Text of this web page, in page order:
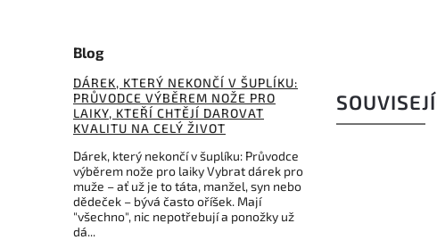
Blog
DÁREK, KTERÝ NEKONČÍ V ŠUPLÍKU:
PRŮVODCE VÝBĚREM NOŽE PRO
LAIKY, KTEŘÍ CHTĚJÍ DAROVAT
KVALITU NA CELÝ ŽIVOT
Dárek, který nekončí v šuplíku: Průvodce
výběrem nože pro laiky Vybrat dárek pro
muže – ať už je to táta, manžel, syn nebo
dědeček – bývá často oříšek. Mají
"všechno", nic nepotřebují a ponožky už
dá...